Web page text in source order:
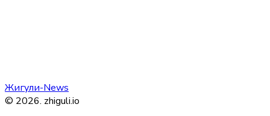
Жигули-News
© 2026. zhiguli.io